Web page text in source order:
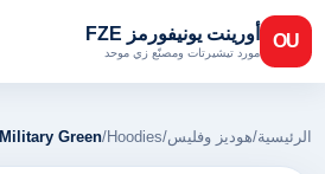
OU أورينت يونيفورمز FZE
مورد تيشيرتات ومصنّع زي موحد
الرئيسية/هوديز وفليس/
Hoodies
/Military Green بلوفر بغطاء رأس